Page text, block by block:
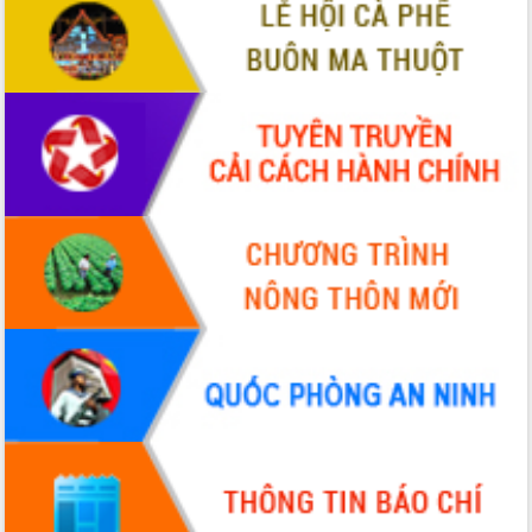
sầu riêng tại Đắk Lắk
Trình diễn nghệ thuật chế biến các
món ăn từ sầu riêng
Đắk Lắk công bố Quy hoạch và xúc
tiến đầu tư tỉnh
Ngành cá ngừ Đắk Lắk chủ động thích
ứng để giữ vững thị trường xuất khẩu
Diễn đàn Kinh tế tư nhân Việt Nam đột
phá cơ chế - Hợp tác công tư
Đề án 06 tạo bước ngoặt đột phá trong
cải cách hành chính tỉnh Đắk Lắk
Kết nối tour, đẩy mạnh chuyển đổi số
để phát triển du lịch Đắk Lắk
Khởi động Dự án Đầu tư xây dựng hạ
tầng kỹ thuật Cụm công nghiệp Tân
Tiến
Gặp mặt các cơ quan báo chí nhân Kỷ
niệm 101 năm Ngày Báo chí Cách
mạng Việt Nam
Đắk Lắk sơ kết 4 năm triển khai thực